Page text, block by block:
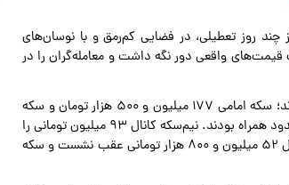
روز تعطیلی، در فضایی کم‌رمق و با نوسان‌های
واقعی دور نگه داشت و معامله‌گران را در
در معاملات عصرگاهی، قطعات سنگین سکه بدون تغییر قیمت معامله شدند؛ سکه امامی ۱۷۷ میلیون و ۵۰۰ هزار تومان و سکه
بهار آزادی ۱۷۵ هزار تومان قیمت خوردند. اما سکه‌های سبک‌تر با افت محدود همراه بودند. نیم‌سکه کانال ۹۳ میلیون تومانی را
از دست داد و به ۹۲ میلیون و ۶۰۰ هزار تومان رسید. ربع‌ سکه نیز به کانال ۵۲ میلیون و ۸۰۰ هزار تومانی عقب نشست و سکه